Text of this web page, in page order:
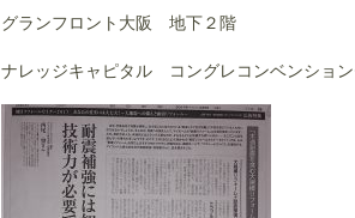
グランフロント大阪 地下２階
ナレッジキャピタル コングレコンベンショ